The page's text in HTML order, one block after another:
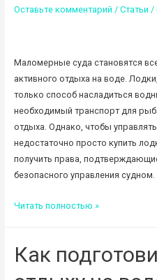
Оставьте комментарий / Статьи /
Маломерные суда становятся
активного отдыха на воде.
только способ насладиться
необходимый транспорт для
отдыха. Однако, чтобы
недостаточно просто купить
получить права,
безопасного управления
Обучение
суда:
Читать полностью »
Как